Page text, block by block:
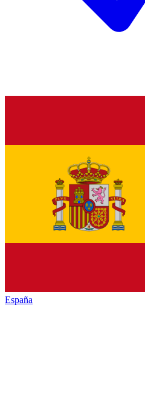
España